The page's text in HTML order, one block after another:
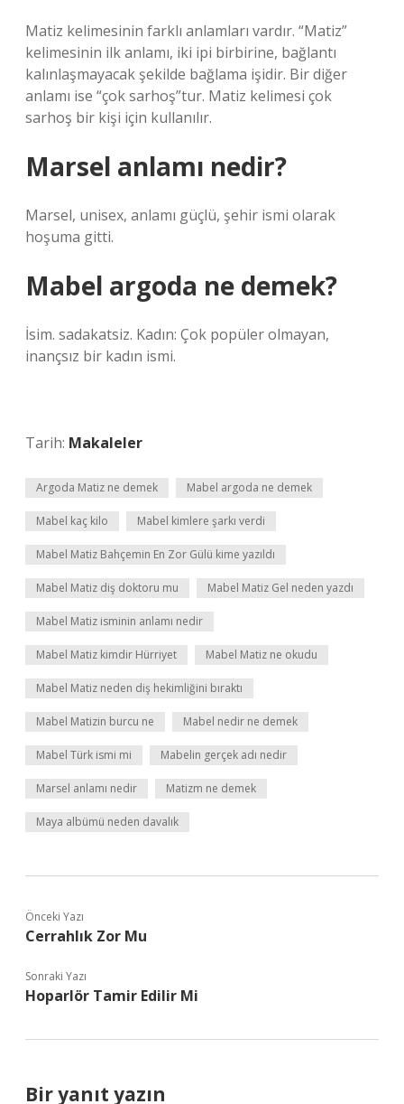
Matiz kelimesinin farklı anlamları vardır. “Matiz”
kelimesinin ilk anlamı, iki ipi birbirine, bağlantı
kalınlaşmayacak şekilde bağlama işidir. Bir diğer
anlamı ise “çok sarhoş”tur. Matiz kelimesi çok
sarhoş bir kişi için kullanılır.
Marsel anlamı nedir?
Marsel, unisex, anlamı güçlü, şehir ismi olarak
hoşuma gitti.
Mabel argoda ne demek?
İsim. sadakatsiz. Kadın: Çok popüler olmayan,
inançsız bir kadın ismi.
Tarih: Makaleler
Argoda Matiz ne demek Mabel argoda ne demek
Mabel kaç kilo Mabel kimlere şarkı verdi
Mabel Matiz Bahçemin En Zor Gülü kime yazıldı
Mabel Matiz diş doktoru mu Mabel Matiz Gel neden yazdı
Mabel Matiz isminin anlamı nedir
Mabel Matiz kimdir Hürriyet Mabel Matiz ne okudu
Mabel Matiz neden diş hekimliğini bıraktı
Mabel Matizin burcu ne Mabel nedir ne demek
Mabel Türk ismi mi Mabelin gerçek adı nedir
Marsel anlamı nedir Matizm ne demek
Maya albümü neden davalık
Önceki Yazı
Cerrahlık Zor Mu
Sonraki Yazı
Hoparlör Tamir Edilir Mi
Bir yanıt yazın